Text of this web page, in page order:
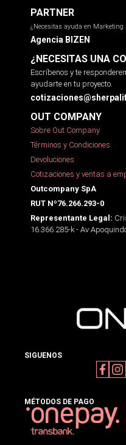
PARTNER
¿Necesitas ayuda en Marketing
Agencia BIZEN
¿NECESITAS UNA
Escríbenos y te
ayudarte en tu proyecto.
OUT COMPANY
Sobre Out Company
Términos y Condiciones
Devoluciones
Cotizaciones y ventas a
Outcompany SpA
RUT Nº76.266.293-0
Representante Legal:
16.366.285-k - Av
SIGUENOS
MÉTODOS DE PAGO